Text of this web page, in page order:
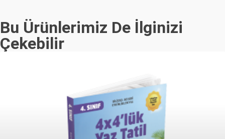
Bu Ürünlerimiz De İlginizi
Çekebilir